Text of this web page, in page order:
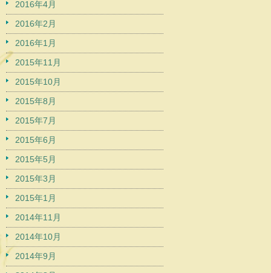
2016年4月
2016年2月
2016年1月
2015年11月
2015年10月
2015年8月
2015年7月
2015年6月
2015年5月
2015年3月
2015年1月
2014年11月
2014年10月
2014年9月